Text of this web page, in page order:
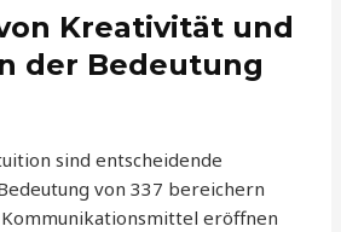
Kreativität und
der Bedeutung
sind entscheidende
von 337 bereichern
eröffnen